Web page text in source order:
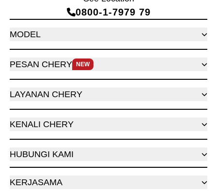
0800‑1‑7979 79
MODEL
PESAN CHERY NEW
LAYANAN CHERY
KENALI CHERY
HUBUNGI KAMI
KERJASAMA